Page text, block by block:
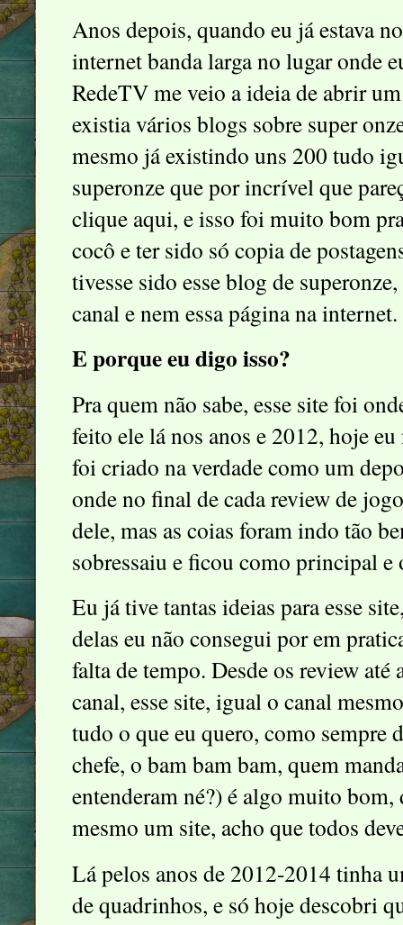
Anos depois, quando eu já estava
internet banda larga no lugar onde
RedeTV me veio a ideia de abrir
existia vários blogs sobre super
mesmo já existindo uns 200 tudo
superonze que por incrível que
clique aqui, e isso foi muito bom
cocô e ter sido só copia de
tivesse sido esse blog de
canal e nem essa página na internet.
E porque eu digo isso?
Pra quem não sabe, esse site foi
feito ele lá nos anos e 2012, hoje
foi criado na verdade como um
onde no final de cada review de
dele, mas as coias foram indo tão
sobressaiu e ficou como principal e
Eu já tive tantas ideias para esse
delas eu não consegui por em
falta de tempo. Desde os review até
canal, esse site, igual o canal
tudo o que eu quero, como sempre
chefe, o bam bam bam, quem
entenderam né?) é algo muito bom,
mesmo um site, acho que todos
Lá pelos anos de 2012-2014 tinha
de quadrinhos, e só hoje descobri